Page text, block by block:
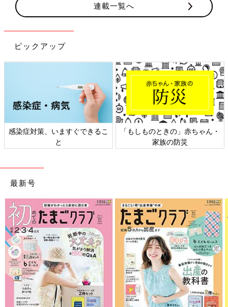
連載一覧へ
ピックアップ
日本外来小児科学会リーフレッ
ト検討会
六星占術 細木かおりさんの人生
相談
最新号